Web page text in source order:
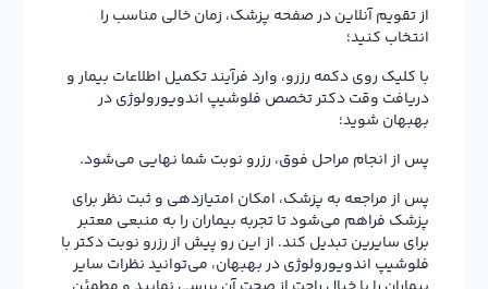
از تقویم آنلاین در صفحه پزشک، زمان خالی مناسب را
انتخاب کنید؛
با کلیک روی دکمه رزرو، وارد فرآیند تکمیل اطلاعات بیمار و
دریافت وقت دکتر تخصص فلوشیپ اندویورولوژی در
بهبهان شوید؛
پس از انجام مراحل فوق، رزرو نوبت شما نهایی می‌شود.
پس از مراجعه به پزشک، امکان امتیازدهی و ثبت نظر برای
پزشک فراهم می‌شود تا تجربه بیماران را به منبعی معتبر
برای سایرین تبدیل کند. از این رو پیش از رزرو نوبت دکتر با
فلوشیپ اندویورولوژی در بهبهان، می‌توانید نظرات سایر